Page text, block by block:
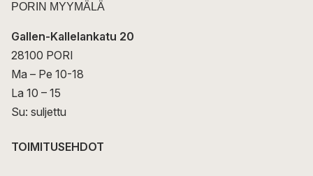
PORIN MYYMÄLÄ
Gallen-Kallelankatu 20
28100 PORI
Ma – Pe 10-18
La 10 – 15
Su: suljettu
TOIMITUSEHDOT